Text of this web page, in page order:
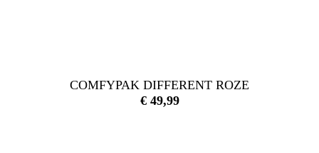
COMFYPAK DIFFERENT ROZE
€49,99